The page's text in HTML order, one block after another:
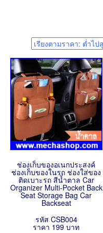
ช่องเก็บของอเนกประสงค์
ช่องเก็บของในรถ ช่องใส่ของ
ติดเบาะรถ สีน้ำตาล Car
Organizer Multi-Pocket Back
Seat Storage Bag Car
Backseat
รหัส CSB004
ราคา 199 บาท